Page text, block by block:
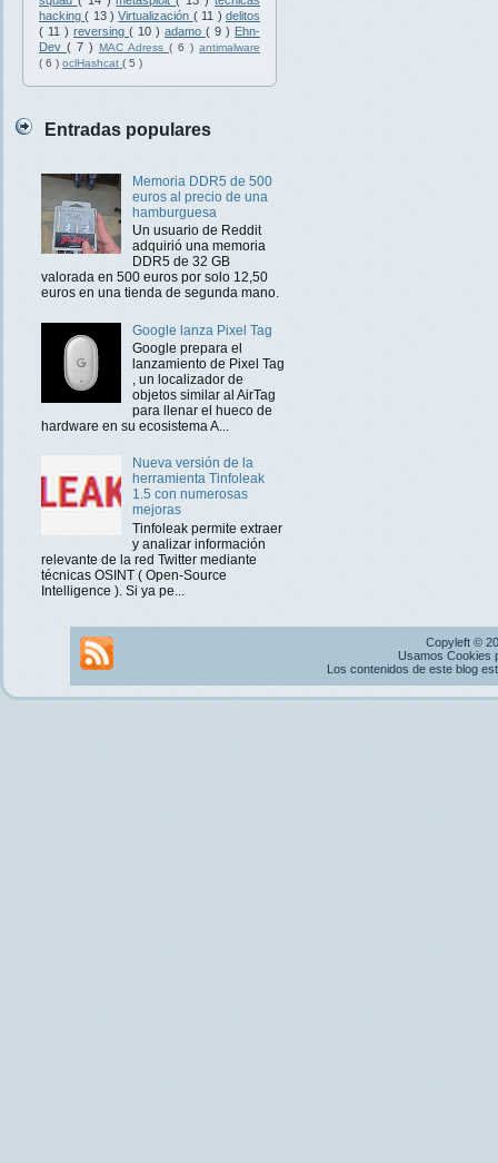
hacking( 13 )Virtualización ( 11 ) delitos
( 11 ) reversing ( 10 ) adamo ( 9 ) Ehn-
Dev ( 7 ) MAC Adress ( 6 ) antimalware
( 6 ) oclHashcat ( 5 )
Entradas populares
Memoria DDR5 de 500
euros al precio de una
hamburguesa
Un usuario de Reddit
adquirió una memoria
DDR5 de 32 GB
valorada en 500 euros por solo 12,50
euros en una tienda de segunda mano.
Google lanza Pixel Tag
Google prepara el
lanzamiento de Pixel Tag
, un localizador de
objetos similar al AirTag
para llenar el hueco de
hardware en su ecosistema A...
Nueva versión de la
herramienta Tinfoleak
1.5 con numerosas
mejoras
Tinfoleak permite extraer
y analizar información
relevante de la red Twitter mediante
técnicas OSINT ( Open-Source
Intelligence ). Si ya pe...
Copyleft ©
Usamos Cookies
Los contenidos de este blog